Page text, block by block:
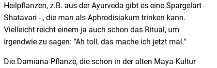
Heilpflanzen, z.B. aus der Ayurveda gibt es eine Spargelart -
Shatavari - , die man als Aphrodisiakum trinken kann.
Vielleicht reicht einem ja auch schon das Ritual, um
irgendwie zu sagen: "Ah toll, das mache ich jetzt mal."
Die Damiana-Pflanze, die schon in der alten Maya-Kultur